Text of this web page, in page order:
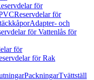
för
Reservdelar för
Adapter- och
för Vattenlås för
för
för Rak
PackningarTvättställ